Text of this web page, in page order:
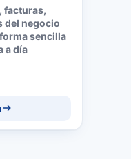
facturas,
del negocio
sencilla
a día